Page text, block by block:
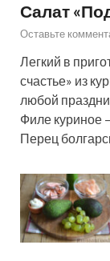
Салат
Оставьте
Легкий в
счастье» из
любой
Филе куриное
Перец